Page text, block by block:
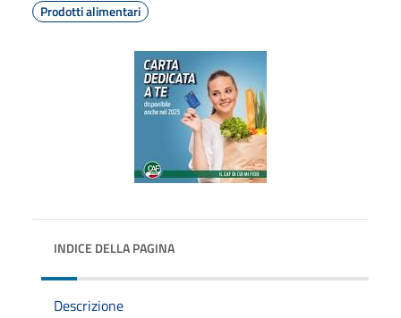
Prodotti alimentari
INDICE DELLA PAGINA
Descrizione